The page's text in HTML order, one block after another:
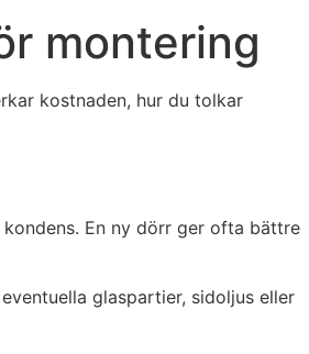
montering
kostnaden, hur du tolkar
En ny dörr ger ofta bättre
glaspartier, sidoljus eller